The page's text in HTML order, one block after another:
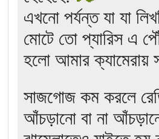
এখনো পর্যন্ত যা যা
মোটে তো প্যারিস এ
হলো আমার ক্যামেরায়
সাজগোজ কম করলে
আঁচড়ানো বা না